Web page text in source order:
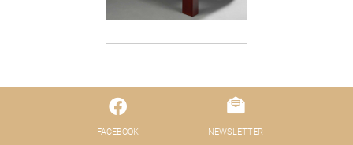
FACEBOOK NEWSLETTER